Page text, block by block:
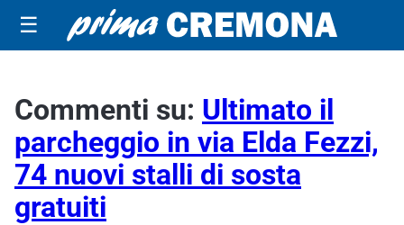
☰
Commenti su: Ultimato il
parcheggio in via Elda Fezzi,
74 nuovi stalli di sosta
gratuiti